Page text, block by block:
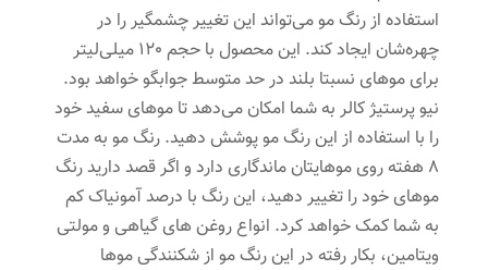
استفاده از رنگ مو می‌تواند این تغییر چشمگیر را در
چهره‌شان ایجاد کند. این محصول با حجم 120 میلی‌لیتر
برای موهای نسبتا بلند در حد متوسط جوابگو خواهد بود.
نیو پرستیژ کالر به شما امکان می‌دهد تا موهای سفید خود
را با استفاده از این رنگ مو پوشش دهید. رنگ مو به مدت
8 هفته روی موهایتان ماندگاری دارد و اگر قصد دارید رنگ
موهای خود را تغییر دهید، این رنگ با درصد آمونیاک کم
به شما کمک خواهد کرد. انواع روغن های گیاهی و مولتی
ویتامین، بکار رفته در این رنگ مو از شکنندگی موها